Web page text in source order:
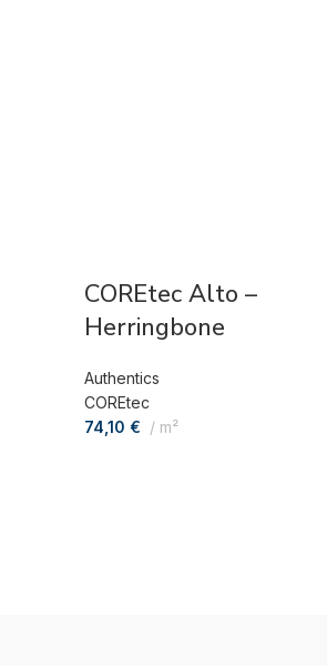
COREtec Alto –
Herringbone
Authentics
COREtec
74,10 € m²